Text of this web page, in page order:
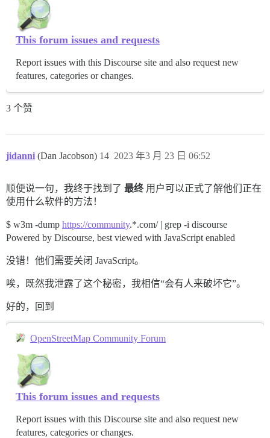
This forum issues and requests
Report issues with this Discourse site and also request new
features, categories or changes.
3 个赞
jidanni (Dan Jacobson) 2023 年3 月 23 日 06:52
14
顺便说一句，我终于找到了 最终用户可以正式了解他们正在
使用什么软件的方法！
$ w3m -dump https://community.*.com/ | grep -i discourse
Powered by Discourse, best viewed with JavaScript enabled
没错！他们需要关闭 JavaScript。
唉，既然我泄露了这个秘密，我相信“会有人来破坏它”。
好的，回到
OpenStreetMap Community Forum
This forum issues and requests
Report issues with this Discourse site and also request new
features, categories or changes.